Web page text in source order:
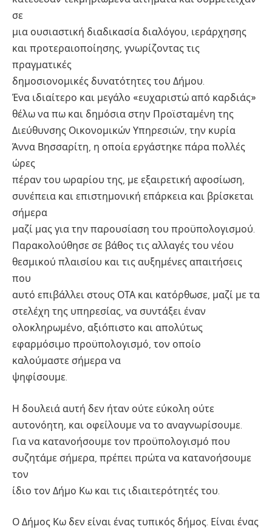
σε
μια ουσιαστική διαδικασία διαλόγου, ιεράρχησης
και προτεραιοποίησης, γνωρίζοντας τις
πραγματικές
δημοσιονομικές δυνατότητες του Δήμου.
Ένα ιδιαίτερο και μεγάλο «ευχαριστώ από καρδιάς»
θέλω να πω και δημόσια στην Προϊσταμένη της
Διεύθυνσης Οικονομικών Υπηρεσιών, την κυρία
Άννα Βησσαρίτη, η οποία εργάστηκε πάρα πολλές
ώρες
πέραν του ωραρίου της, με εξαιρετική αφοσίωση,
συνέπεια και επιστημονική επάρκεια και βρίσκεται
σήμερα
μαζί μας για την παρουσίαση του προϋπολογισμού.
Παρακολούθησε σε βάθος τις αλλαγές του νέου
θεσμικού πλαισίου και τις αυξημένες απαιτήσεις
που
αυτό επιβάλλει στους ΟΤΑ και κατόρθωσε, μαζί με τα
στελέχη της υπηρεσίας, να συντάξει έναν
ολοκληρωμένο, αξιόπιστο και απολύτως
εφαρμόσιμο προϋπολογισμό, τον οποίο
καλούμαστε σήμερα να
ψηφίσουμε.
Η δουλειά αυτή δεν ήταν ούτε εύκολη ούτε
αυτονόητη, και οφείλουμε να το αναγνωρίσουμε.
Για να κατανοήσουμε τον προϋπολογισμό που
συζητάμε σήμερα, πρέπει πρώτα να κατανοήσουμε
τον
ίδιο τον Δήμο Κω και τις ιδιαιτερότητές του.
Ο Δήμος Κω δεν είναι ένας τυπικός δήμος. Είναι ένας